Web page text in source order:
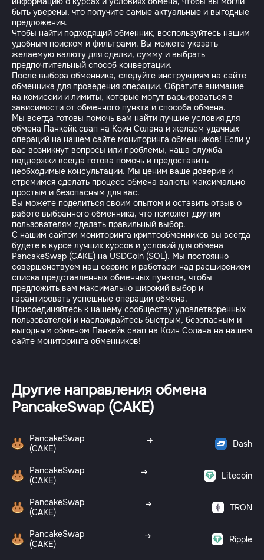
быть уверены, что получите самые актуальные и выгодные
предложения.
Чтобы найти подходящий обменник, воспользуйтесь нашим
удобным поиском и фильтрами. Вы можете указать
желаемую валюту для сделки, сумму и выбрать
предпочтительный способ конвертации.
После выбора обменника, следуйте инструкциям на сайте
обменника для проведения операции. Обратите внимание
на комиссии и лимиты, которые могут варьироваться в
зависимости от обменного пункта и способа обмена.
Мы всегда готовы помочь вам найти лучшие условия для
обмена Панкейк свап на Коин Солана и желаем удачных
операций на нашем сайте мониторинга обменников! Если у
вас возникнут вопросы или проблемы, наша служба
поддержки всегда готова помочь и предоставить
необходимые консультации. Мы ценим ваше доверие и
стремимся сделать процесс обмена валюты максимально
простым и безопасным для вас.
Вы можете поделиться своим опытом и оставить отзыв о
работе выбранного обменника, что поможет другим
пользователям сделать правильный выбор.
С нашим сайтом мониторинга криптообменников вы всегда
будете в курсе лучших курсов и условий для обмена
PancakeSwap (CAKE) на USDCoin (SOL). Мы постоянно
совершенствуем наш сервис и работаем над расширением
списка представленных обменных пунктов, чтобы
предложить вам максимально широкий выбор и
гарантировать успешные операции обмена.
Присоединяйтесь к нашему сообществу удовлетворенных
пользователей и наслаждайтесь быстрым, безопасным и
выгодным обменом Панкейк свап на Коин Солана на нашем
Другие направления обмена
PancakeSwap (CAKE)
PancakeSwap
(CAKE)
Dash
PancakeSwap
(CAKE)
Litecoin
PancakeSwap
(CAKE)
TRON
PancakeSwap
(CAKE)
Ripple